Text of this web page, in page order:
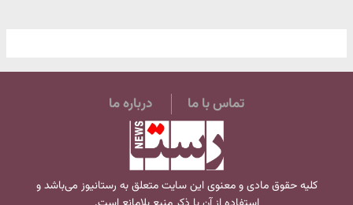
تماس با ما درباره ما
کلیه حقوق مادی و معنوی این سایت متعلق به رستانیوز می‌باشد و